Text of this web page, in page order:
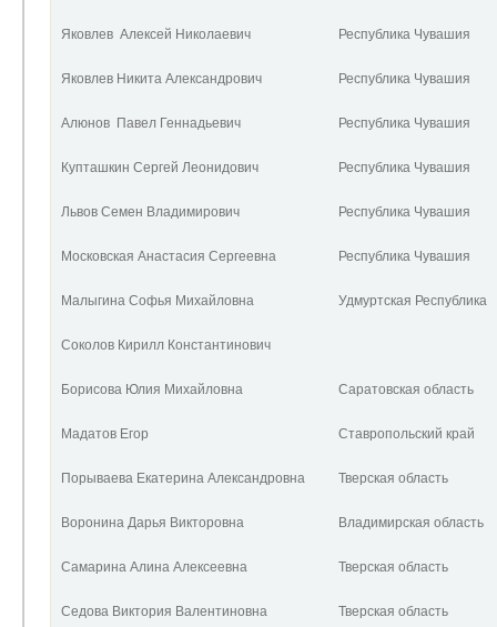
Яковлев Алексей Николаевич Республика Чувашия
Яковлев Никита Александрович Республика Чувашия
Алюнов Павел Геннадьевич Республика Чувашия
Купташкин Сергей Леонидович Республика Чувашия
Львов Семен Владимирович Республика Чувашия
Московская Анастасия Сергеевна Республика Чувашия
Малыгина Софья Михайловна Удмуртская Республика
Соколов Кирилл Константинович
Борисова Юлия Михайловна Саратовская область
Мадатов Егор Ставропольский край
Порываева Екатерина Александровна Тверская область
Воронина Дарья Викторовна Владимирская область
Самарина Алина Алексеевна Тверская область
Седова Виктория Валентиновна Тверская область